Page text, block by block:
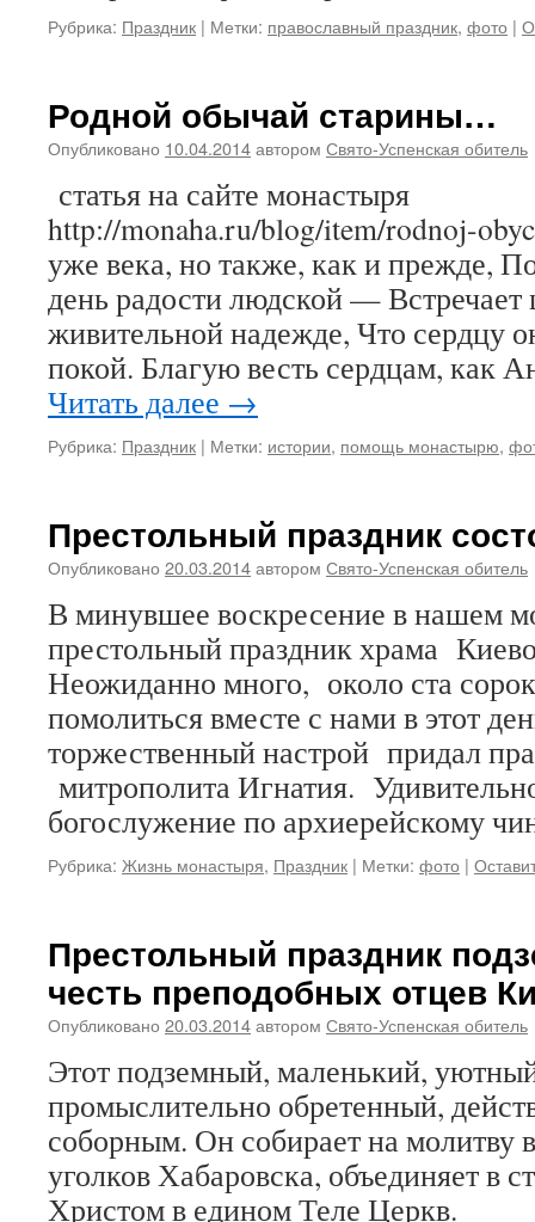
Рубрика: Праздник | Метки: православный праздник, фото |
Родной обычай старины…
Опубликовано 10.04.2014автором Свято-Успенская обитель
статья на сайте монастыря
http://monaha.ru/blog/item/rodnoj-
уже века, но также, как и прежде,
день радости людской —
живительной надежде, Что сердцу
покой. Благую весть сердцам, как
Читать далее →
Рубрика: Праздник | Метки: истории, помощь монастырю,
Престольный праздник
Опубликовано 20.03.2014автором Свято-Успенская обитель
В минувшее воскресение в нашем
престольный праздник храма
Неожиданно много, около ста
помолиться вместе с нами в этот
торжественный настрой придал
митрополита Игнатия.
богослужение по архиерейскому
Рубрика: Жизнь монастыря, Праздник | Метки: фото |
Престольный праздник
честь преподобных отцев
Опубликовано 20.03.2014автором Свято-Успенская обитель
Этот подземный, маленький,
промыслительно обретенный,
соборным. Он собирает на молитву
уголков Хабаровска, объединяет в
Христом в едином Теле Церкв.